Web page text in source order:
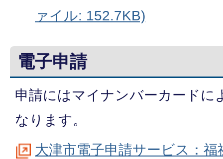
ァイル: 152.7KB)
電子申請
申請にはマイナンバーカードに
なります。
大津市電子申請サービス：